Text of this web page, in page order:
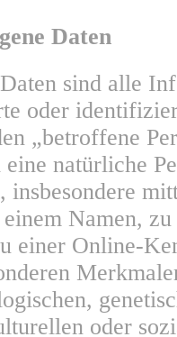
Daten
sind alle
oder
„betroffene
natürliche
Namen,
einer Online-
oder